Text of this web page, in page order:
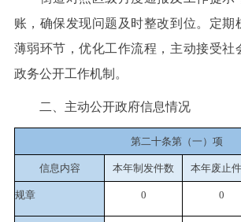
账，确保发现问题及时整改到位。定期
薄弱环节，优化工作流程，主动接受社
政务公开工作机制。
二、主动公开政府信息情况
第二十条第（一）项
信息内容 本年制发件数 本年废止
规章 0 0